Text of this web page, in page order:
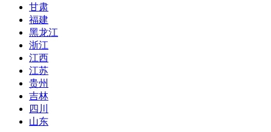
甘肃
福建
黑龙江
浙江
江西
江苏
贵州
吉林
四川
山东